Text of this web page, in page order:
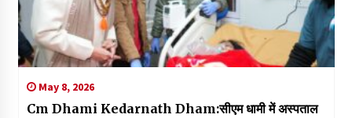
May 8, 2026
Cm Dhami Kedarnath Dham:सीएम धामी में अस्पताल